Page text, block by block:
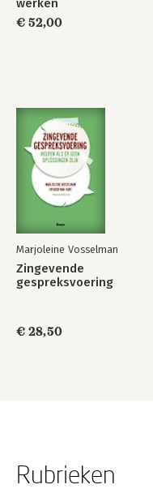
7.3 Evalueer en
Over de auteurs 107
werken
€ 52,00
Marjoleine Vosselman
Zingevende
gespreksvoering
€ 28,50
Rubrieken